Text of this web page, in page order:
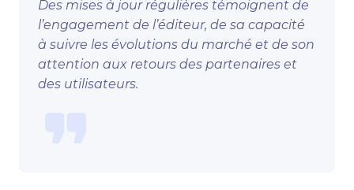
Des mises à jour régulières témoignent de
l’engagement de l’éditeur, de sa capacité
à suivre les évolutions du marché et de son
attention aux retours des partenaires et
des utilisateurs.